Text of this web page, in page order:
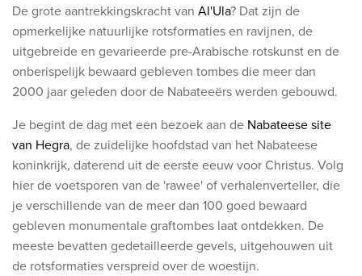
De grote aantrekkingskracht van Al'Ula? Dat zijn de
opmerkelijke natuurlijke rotsformaties en ravijnen, de
uitgebreide en gevarieerde pre-Arabische rotskunst en de
onberispelijk bewaard gebleven tombes die meer dan
2000 jaar geleden door de Nabateeërs werden gebouwd.
Je begint de dag met een bezoek aan de Nabateese site
van Hegra, de zuidelijke hoofdstad van het Nabateese
koninkrijk, daterend uit de eerste eeuw voor Christus. Volg
hier de voetsporen van de 'rawee' of verhalenverteller, die
je verschillende van de meer dan 100 goed bewaard
gebleven monumentale graftombes laat ontdekken. De
meeste bevatten gedetailleerde gevels, uitgehouwen uit
de rotsformaties verspreid over de woestijn.